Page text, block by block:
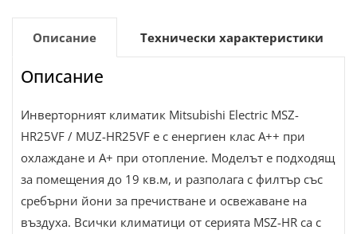
Описание Технически характеристики
Описание
Инверторният климатик Mitsubishi Electric MSZ-
HR25VF / MUZ-HR25VF е с енергиен клас А++ при
охлаждане и А+ при отопление. Моделът е подходящ
за помещения до 19 кв.м, и разполага с филтър със
сребърни йони за пречистване и освежаване на
въздуха. Всички климатици от серията MSZ-HR са с